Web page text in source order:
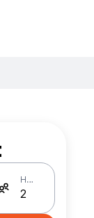
Hosté